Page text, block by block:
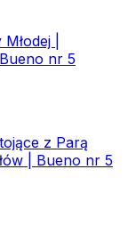
|
nr 5
z Parą
| Bueno nr 5